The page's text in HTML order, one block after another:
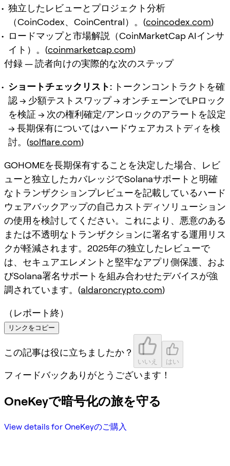
独立したレビューとプロジェクト分析
（CoinCodex、CoinCentral）。(coincodex.com)
ロードマップと市場解説（CoinMarketCap AIインサ
イト）。(coinmarketcap.com)
付録 — 読者向けの実際的な次のステップ
ショートチェックリスト: トークンコントラクトを確
認 → 少額テストスワップ → オンチェーンでLPロック
を検証 → 次の権利確定/アンロックのアラートを設定
→ 長期保有についてはハードウェアカストディを検
討。(solflare.com)
GOHOMEを長期保有することを決定した場合、レビ
ューと独立したカバレッジでSolanaサポートと明確
なトランザクションプレビューを記載しているハード
ウェアバックアップの自己カストディソリューション
の使用を検討してください。これにより、悪意のある
または不透明なトランザクションに署名する運用リス
クが軽減されます。2025年の独立したレビューで
は、セキュアエレメントと堅牢なアプリ側保護、およ
びSolana署名サポートを組み合わせたデバイスが強
調されています。(aldaroncrypto.com)
（レポート終）
リンクをコピー
この記事は役に立ちましたか？
いいえ はい
フィードバックありがとうございます！
OneKeyで暗号化の旅を守る
View details for OneKeyのご購入